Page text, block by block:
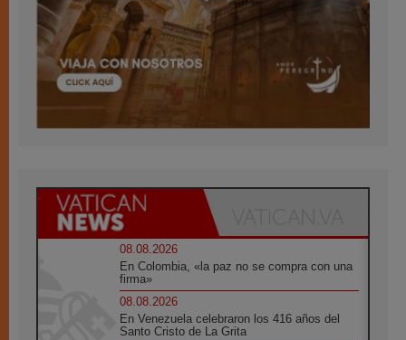
08.08.2026
En Colombia, «la paz no se compra con una
firma»
08.08.2026
En Venezuela celebraron los 416 años del
Santo Cristo de La Grita